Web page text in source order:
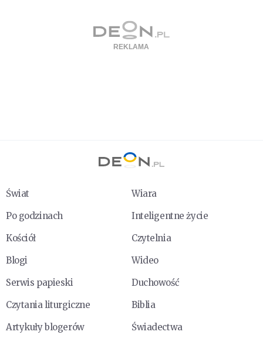
Świat
Wiara
Po godzinach
Inteligentne życie
Kościół
Czytelnia
Blogi
Wideo
Serwis papieski
Duchowość
Czytania liturgiczne
Biblia
Artykuły blogerów
Świadectwa